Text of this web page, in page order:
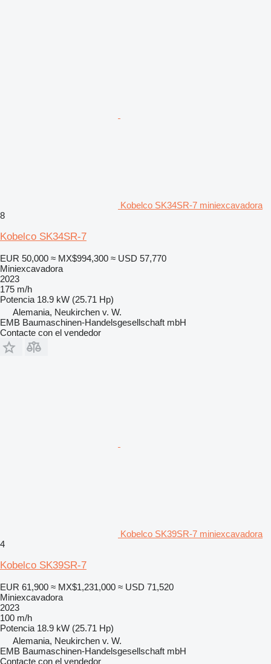
Kobelco SK34SR-7 miniexcavadora
8
Kobelco SK34SR-7
EUR 50,000 ≈ MX$994,300 ≈ USD 57,770
Miniexcavadora
2023
175 m/h
Potencia 18.9 kW (25.71 Hp)
Alemania, Neukirchen v. W.
EMB Baumaschinen-Handelsgesellschaft mbH
Contacte con el vendedor
Kobelco SK39SR-7 miniexcavadora
4
Kobelco SK39SR-7
EUR 61,900 ≈ MX$1,231,000 ≈ USD 71,520
Miniexcavadora
2023
100 m/h
Potencia 18.9 kW (25.71 Hp)
Alemania, Neukirchen v. W.
EMB Baumaschinen-Handelsgesellschaft mbH
Contacte con el vendedor